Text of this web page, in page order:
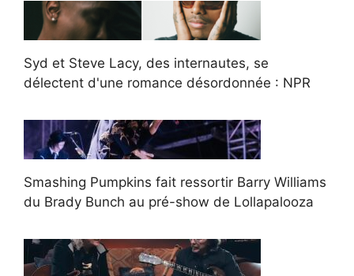
Syd et Steve Lacy, des internautes, se
délectent d'une romance désordonnée : NPR
Smashing Pumpkins fait ressortir Barry Williams
du Brady Bunch au pré-show de Lollapalooza